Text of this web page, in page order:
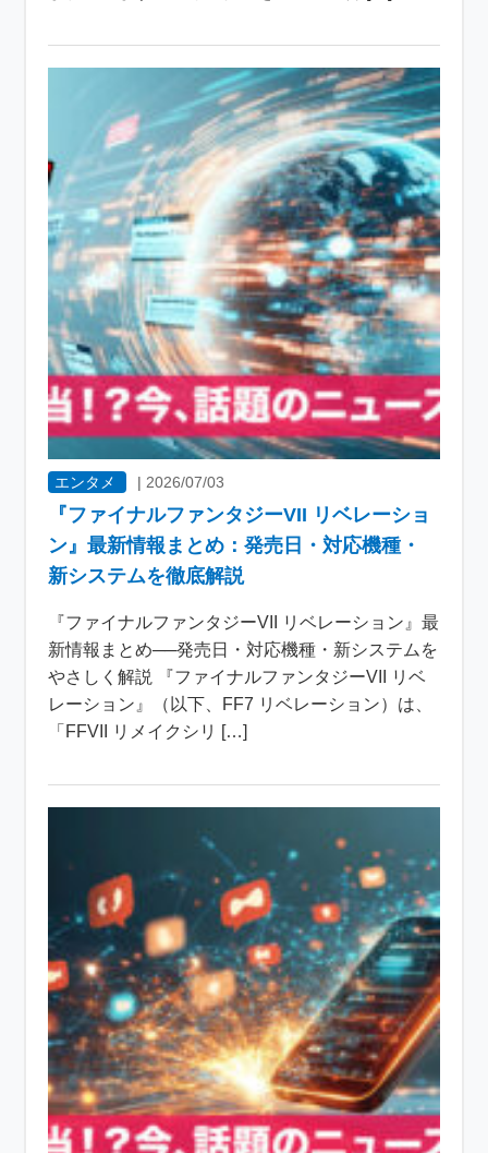
エンタメ | 2026/07/03
『ファイナルファンタジーVII リベレーショ
ン』最新情報まとめ：発売日・対応機種・
新システムを徹底解説
『ファイナルファンタジーVII リベレーション』最
新情報まとめ──発売日・対応機種・新システムを
やさしく解説 『ファイナルファンタジーVII リベ
レーション』（以下、FF7 リベレーション）は、
「FFVII リメイクシリ […]